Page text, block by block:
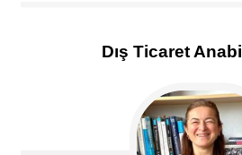
Dış Ticaret